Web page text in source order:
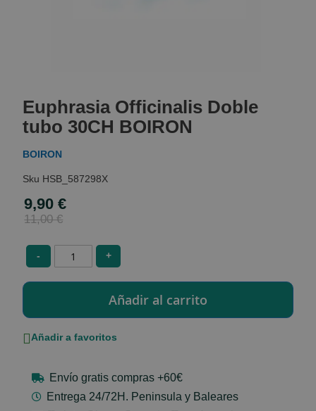
the
beginning
of
the
gallery
Euphrasia Officinalis Doble
tubo 30CH BOIRON
BOIRON
HSB_587298X
Special
Price
9,90 €
11,00 €
- +
Añadir a favoritos
Envío gratis compras +60€
Entrega 24/72H. Peninsula y Baleares